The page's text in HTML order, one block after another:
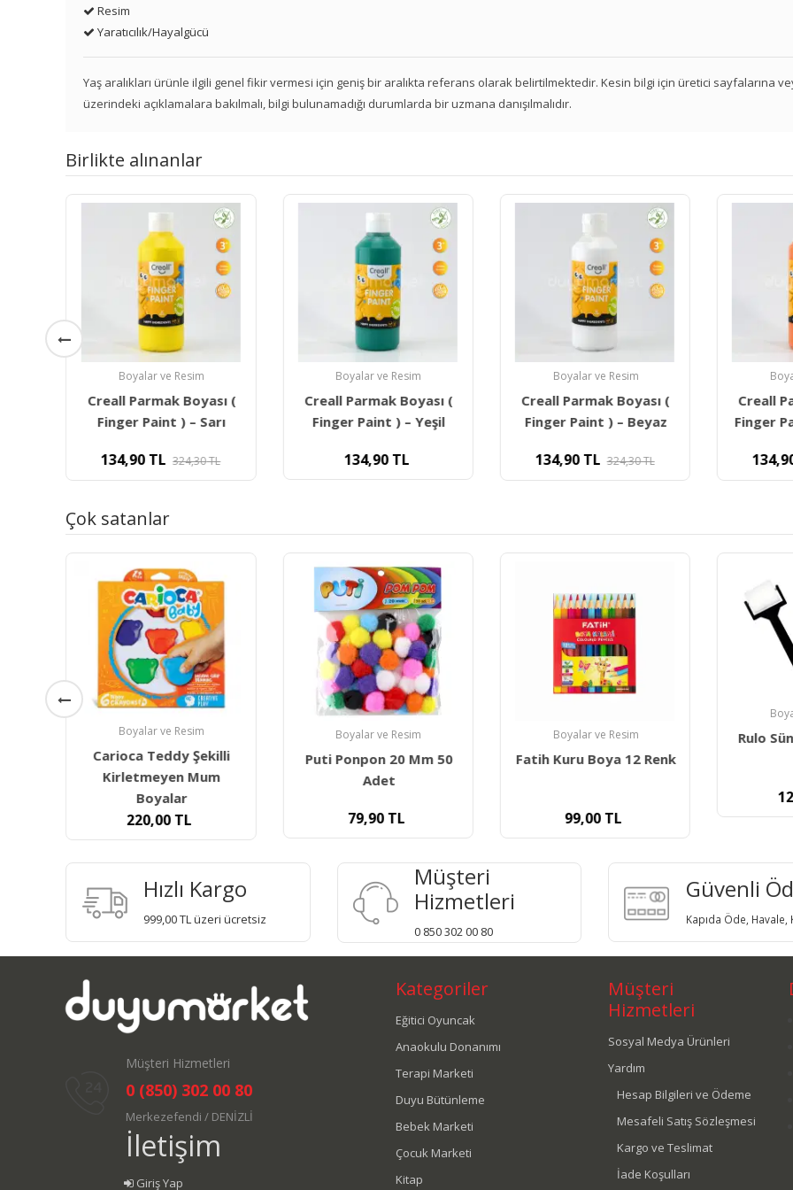
Resim
Yaratıcılık/Hayalgücü
Yaş aralıkları ürünle ilgili genel fikir vermesi için geniş bir aralıkta referans olarak belirtilmektedir. Kesin bilgi için üretici sayfalarına
üzerindeki açıklamalara bakılmalı, bilgi bulunamadığı durumlarda bir uzmana danışılmalıdır.
Birlikte alınanlar
Boyalar ve Resim
Creall Parmak Boyası (
Finger Paint ) – Sarı
134,90TL 324,30TL
Boyalar ve Resim
Creall Parmak Boyası (
Finger Paint ) – Yeşil
134,90TL
Boyalar ve Resim
Creall Parmak Boyası (
Finger Paint ) – Beyaz
134,90TL 324,30TL
Creall
Finger
Çok satanlar
Boyalar ve Resim
Carioca Teddy Şekilli
Kirletmeyen Mum
Boyalar
220,00TL
Boyalar ve Resim
Puti Ponpon 20 Mm 50
Adet
79,90TL
Boyalar ve Resim
Fatih Kuru Boya 12 Renk
99,00TL
Rulo
Hızlı Kargo
999,00 TL üzeri ücretsiz
Müşteri
Hizmetleri
0 850 302 00 80
Güvenli
Kapıda Öde, Havale,
Müşteri Hizmetleri
0 (850) 302 00 80
Merkezefendi / DENİZLİ
İletişim
Giriş Yap
Kategoriler
Eğitici Oyuncak
Anaokulu Donanımı
Terapi Marketi
Duyu Bütünleme
Bebek Marketi
Çocuk Marketi
Kitap
Müşteri
Hizmetleri
Sosyal Medya Ürünleri
Yardım
Hesap Bilgileri ve Ödeme
Mesafeli Satış Sözleşmesi
Kargo ve Teslimat
İade Koşulları